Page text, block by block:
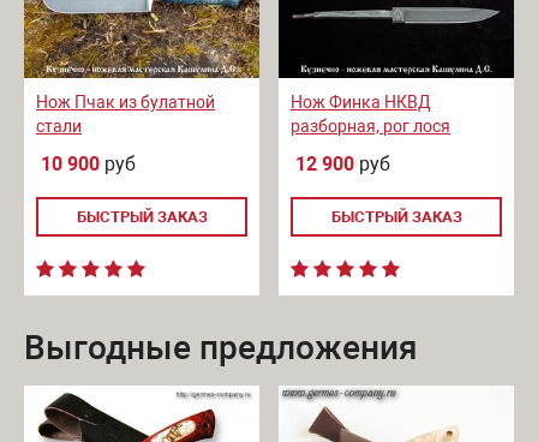
Нож Пчак из булатной
стали
10 900 руб
БЫСТРЫЙ ЗАКАЗ
Нож Финка НКВД
разборная, рог лося
12 900 руб
БЫСТРЫЙ ЗАКАЗ
Выгодные предложения